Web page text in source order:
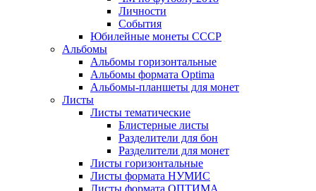
Личности
События
Юбилейные монеты СССР
Альбомы
Альбомы горизонтальные
Альбомы формата Optima
Альбомы-планшеты для монет
Листы
Листы тематические
Блистерные листы
Разделители для бон
Разделители для монет
Листы горизонтальные
Листы формата НУМИС
Листы формата ОПТИМА